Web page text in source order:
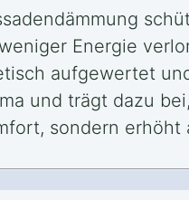
Energie
aufgewertet
und trägt dazu
sondern